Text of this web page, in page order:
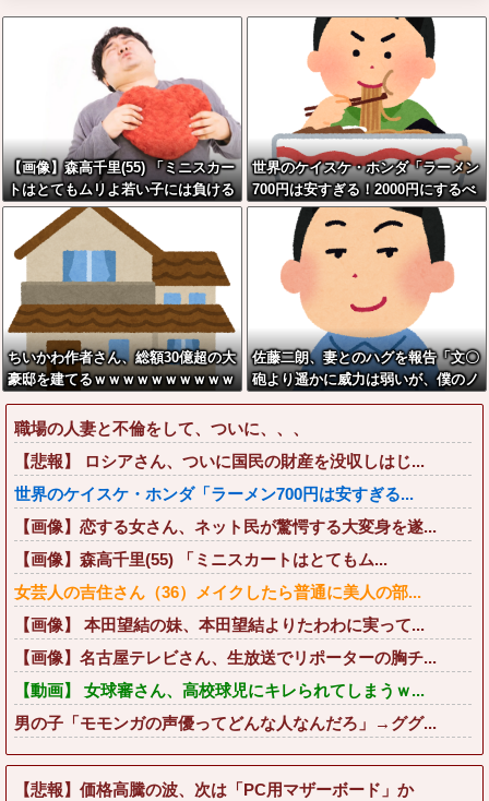
【画像】森高千里(55) 「ミニスカー
トはとてもムリよ若い子には負ける
わ」←ワイらにはブッ刺さりまくっ
てしまうw w w w w w
世界のケイスケ・ホンダ「ラーメン
700円は安すぎる！2000円にするべ
き」
ちいかわ作者さん、総額30億超の大
豪邸を建てるｗｗｗｗｗｗｗｗｗｗ
ｗｗｗｗｗｗｗｗｗ
佐藤二朗、妻とのハグを報告「文〇
砲より遥かに威力は弱いが、僕のノ
ロケ砲をお見舞いする」
職場の人妻と不倫をして、ついに、、、
【悲報】 ロシアさん、ついに国民の財産を没収しはじ...
世界のケイスケ・ホンダ「ラーメン700円は安すぎる...
【画像】恋する女さん、ネット民が驚愕する大変身を遂...
【画像】森高千里(55) 「ミニスカートはとてもム...
女芸人の吉住さん（36）メイクしたら普通に美人の部...
【画像】 本田望結の妹、本田望結よりたわわに実って...
【画像】名古屋テレビさん、生放送でリポーターの胸チ...
【動画】 女球審さん、高校球児にキレられてしまうｗ...
男の子「モモンガの声優ってどんな人なんだろ」→ググ...
【悲報】価格高騰の波、次は「PC用マザーボード」か